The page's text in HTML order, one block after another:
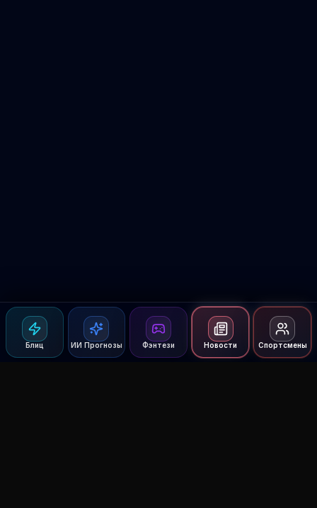
Блиц ИИ Прогнозы Фэнтези Новости Спортсмены